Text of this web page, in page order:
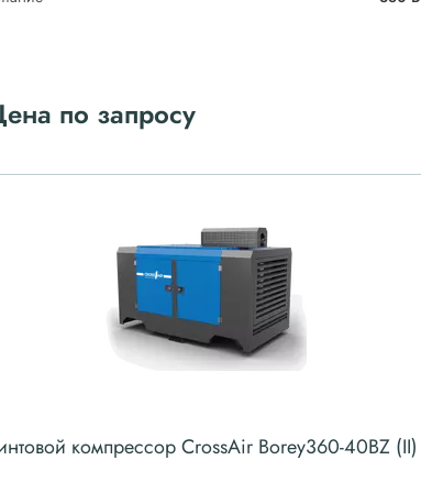
по запросу
компрессор CrossAir Borey360-40BZ (II)